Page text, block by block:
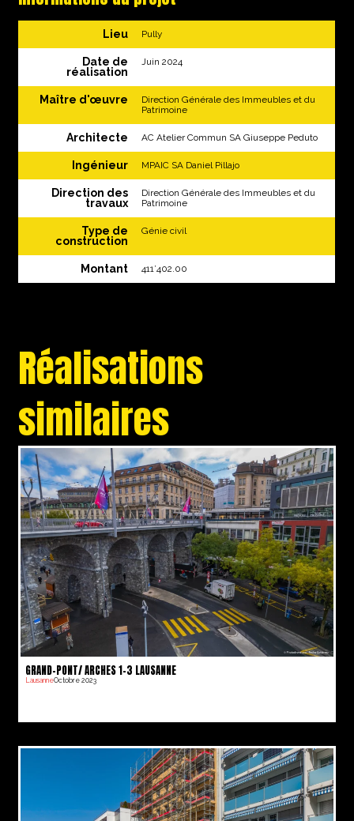
Lieu Pully
Date de
réalisation
Juin 2024
Maître d'œuvre
Direction Générale des Immeubles et du
Patrimoine
Architecte AC Atelier Commun SA Giuseppe Peduto
Ingénieur MPAIC SA Daniel Pillajo
Direction des
travaux
Direction Générale des Immeubles et du
Patrimoine
Type de
construction
Génie civil
Montant 411’402.00
Réalisations
similaires
GRAND-PONT/ ARCHES 1-3 LAUSANNE
LausanneOctobre 2023